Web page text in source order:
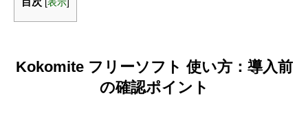
[表示]
Kokomite フリーソフト 使い方：導入前
の確認ポイント